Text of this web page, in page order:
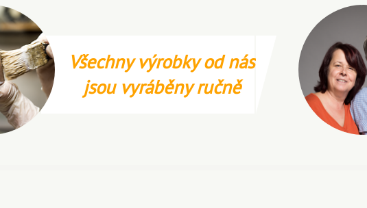
Všechny výrobky od nás
jsou vyráběny ručně